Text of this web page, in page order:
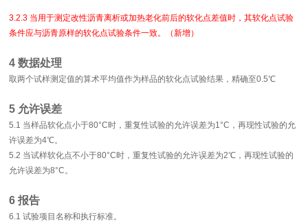
3.2.3 当用于测定改性沥青离析或加热老化前后的软化点差值时，其软化点试验
条件应与沥青原样的软化点试验条件一致。（新增）
4 数据处理
取两个试样测定值的算术平均值作为样品的软化点试验结果，精确至0.5℃
5 允许误差
5.1 当样品软化点小于80°C时，重复性试验的允许误差为1°C，再现性试验的允
许误差为4℃。
5.2 当试样软化点不小于80°C时，重复性试验的允许误差为2℃，再现性试验的
允许误差为8°C。
6 报告
6.1 试验项目名称和执行标准。